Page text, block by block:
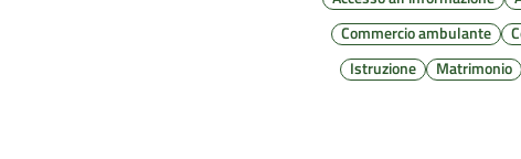
Commercio ambulante
Istruzione
Matrimonio